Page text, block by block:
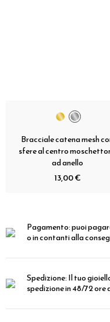
Bracciale catena mesh
sfere al centro
ad anello
13,00 €
Pagamento:puoi
o in contanti alla
Spedizione:Il tuo
spedizione in 48/72